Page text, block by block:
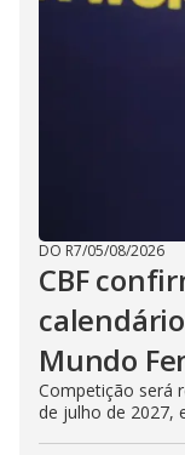
DO R7/05/08/2026
CBF
Mundo
Competição será
de julho de 2027,